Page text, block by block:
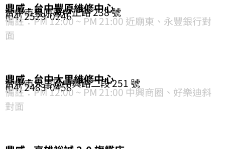
鼎威 - 台中豐原維修中心
台中市豐原區中正路 238 號
(04) 2529-0246
備註：PM 12:00 ~ PM 21:00 近廟東、永豐銀行對
面
鼎威 - 台中大里維修中心
台中市大里區中興路二段 251 號
(04) 2483-0458
備註：PM 12:00 ~ PM 21:00 中興商圈、好樂迪斜
對面